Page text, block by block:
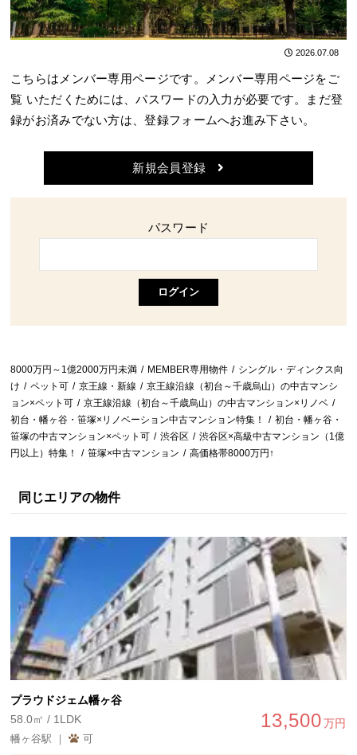
2026.07.08
こちらはメンバー専用ページです。メンバー専用ページをご
覧 いただくためには、パスワードの入力が必要です。まだ登
録がお済みでない方は、登録フォームへお進み下さい。
新規会員登録
パスワード
8000万円～1億2000万円未満 MEMBER専用物件
シングル・ディンクス向
け
ペット可 京王線・新線
京王線沿線（初台～千歳烏山）の中古マンシ
ョン×ペット可
京王線沿線（初台～千歳烏山）の中古マンション×リノベ
初台・幡ヶ谷・笹塚×リノベーション中古マンション特集！
初台・幡ヶ谷・
笹塚の中古マンション×ペット可
渋谷区
渋谷区×高級中古マンション（1億
円以上）特集！
笹塚×中古マンション 高価格帯8000万円↑
同じエリアの物件
プラウドジェム幡ヶ谷
13,500万円
58.0㎡ / 1LDK
幡ヶ谷駅 ｜ 可